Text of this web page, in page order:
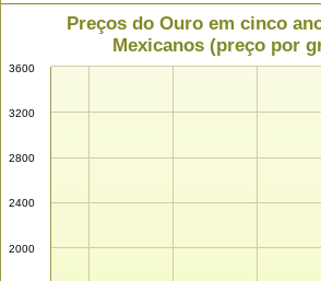
Preços do Ouro em cinco
Mexicanos (preço por
2000
2400
2800
3200
3600